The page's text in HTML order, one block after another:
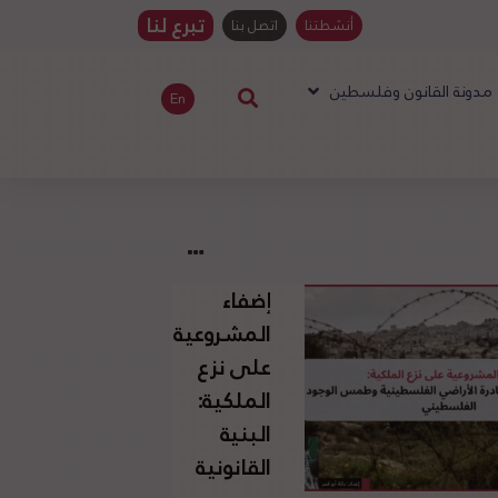
أنشطتنا اتصل بنا تبرع لنا
مدونة القانون وفلسطين En
إضفاء
المشروعية
على نزع
الملكية:
البنية
القانونية